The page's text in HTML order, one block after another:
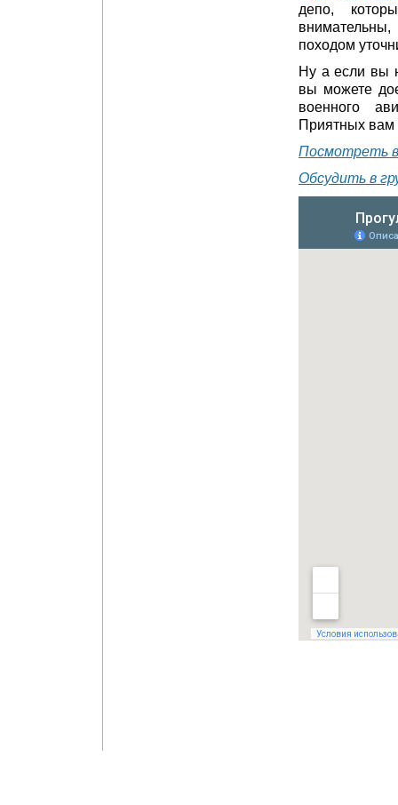
депо,
походом
Ну а если вы
вы можете
военного
Приятных вам
Посмотреть
Обсудить в